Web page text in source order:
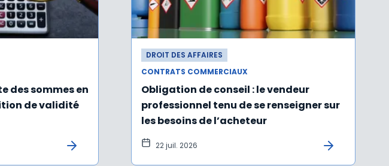
des sommes en
de validité
DROIT DES AFFAIRES
CONTRATS COMMERCIAUX
Obligation de conseil : le vendeur
professionnel tenu de se renseigner sur
les besoins de l’acheteur
22 juil. 2026